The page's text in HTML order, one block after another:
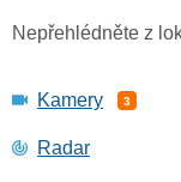
Nepřehlédněte z
Kamery 3
Radar